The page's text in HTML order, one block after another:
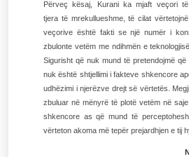
Përveç kësaj, Kurani ka mjaft veçori të
tjera të mrekullueshme, të cilat
veçorive është fakti se një numër i
zbulonte vetëm me ndihmën e
Sigurisht që nuk mund të pretendojmë
nuk është shtjellimi i fakteve shkencore
udhëzimi i njerëzve drejt së vërtetës.
zbuluar në mënyrë të plotë vetëm në
shkencore as që mund të
vërteton akoma më tepër prejardhjen e tij